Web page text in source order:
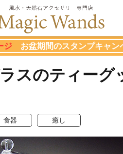
ジ お盆期間のスタンプキャン
スのティーグ
食器 癒し